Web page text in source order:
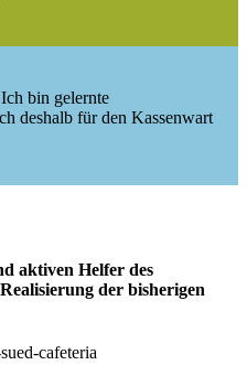
bin gelernte
deshalb für den Kassenwart
aktiven Helfer des
der bisherigen